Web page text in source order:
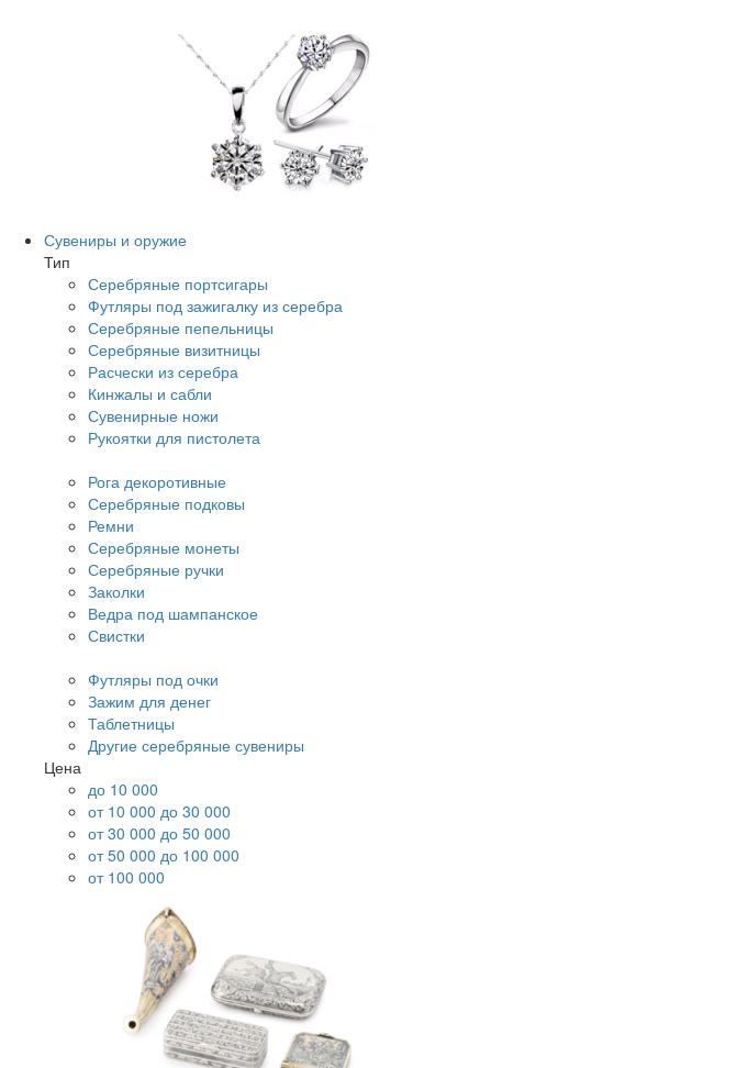
Сувениры и оружие
Тип
Серебряные портсигары
Футляры под зажигалку из серебра
Серебряные пепельницы
Серебряные визитницы
Расчески из серебра
Кинжалы и сабли
Сувенирные ножи
Рукоятки для пистолета
Рога декоротивные
Серебряные подковы
Ремни
Серебряные монеты
Серебряные ручки
Заколки
Ведра под шампанское
Свистки
Футляры под очки
Зажим для денег
Таблетницы
Другие серебряные сувениры
Цена
до 10 000
от 10 000 до 30 000
от 30 000 до 50 000
от 50 000 до 100 000
от 100 000